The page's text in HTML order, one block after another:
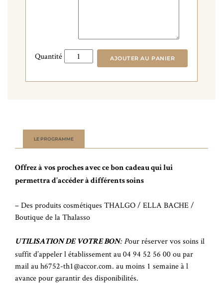
Quantité
quantité
de
AJOUTER AU PANIER
LE PROGRAMME
Offrez à vos proches avec ce bon cadeau qui lui
permettra d’accéder à différents soins
– Des produits cosmétiques THALGO / ELLA BACHE /
Boutique de la Thalasso
UTILISATION DE VOTRE BON: Pour réserver vos soins il
suffit d’appeler l établissement au 04 94 52 56 00 ou par
mail au h6752-th1@accor.com. au moins 1 semaine à l
avance pour garantir des disponibilités.